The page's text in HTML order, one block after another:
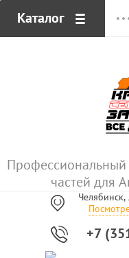
Каталог
частей для
+7